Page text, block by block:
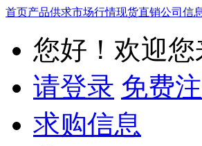
首页产品供求市场行情现货直销公司信
您好！欢迎您
请登录 免费
求购信息